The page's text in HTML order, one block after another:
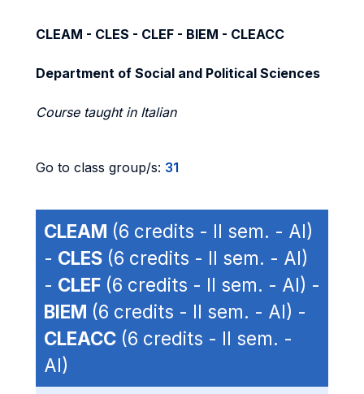
CLEAM - CLES - CLEF - BIEM - CLEACC
Department of Social and Political Sciences
Course taught in Italian
Go to class group/s: 31
CLEAM (6 credits - II sem. - AI)
- CLES (6 credits - II sem. - AI)
- CLEF (6 credits - II sem. - AI) -
BIEM (6 credits - II sem. - AI) -
CLEACC (6 credits - II sem. -
AI)